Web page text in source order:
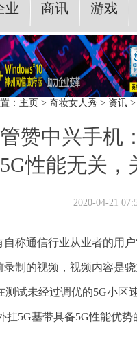
业 商讯 游戏
： 主页 > 奇妆女人秀 > 资讯>
赞中兴手机
性能无关，
2020-04-21
称通信行业从业者的用户
录制的视频，视频内容是
测试未经过调优的5G小区
挂5G基带具备5G性能优势